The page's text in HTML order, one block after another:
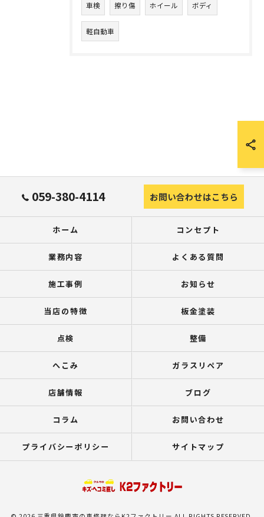
車検 擦り傷 ホイール ボディ
軽自動車
059-380-4114 お問い合わせはこちら
ホーム コンセプト
業務内容 よくある質問
施工事例 お知らせ
当店の特徴 板金塗装
点検 整備
へこみ ガラスリペア
店舗情報 ブログ
コラム お問い合わせ
プライバシーポリシー サイトマップ